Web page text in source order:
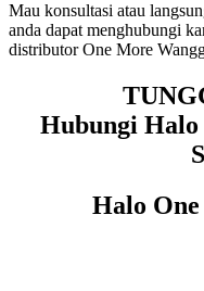
Mau konsultasi atau
anda dapat menghubungi
distributor One More
Hubungi Halo
Halo